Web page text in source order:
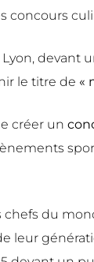
concours
devant
le titre de «
créer un
chefs du
leur